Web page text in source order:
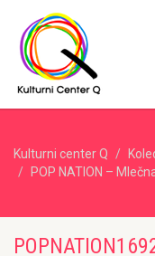
Kulturni center Q
POP NATION –